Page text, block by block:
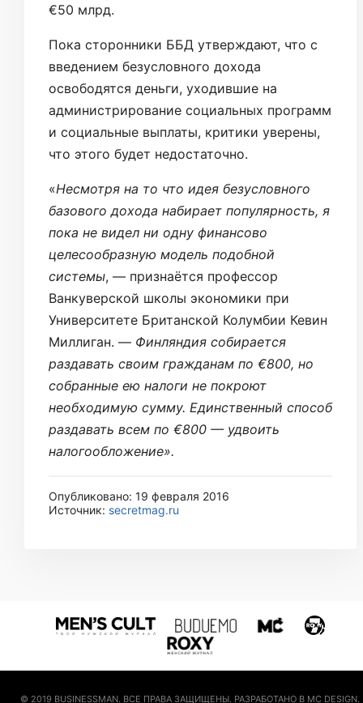
€50 млрд.
Пока сторонники ББД утверждают, что с
введением безусловного дохода
освободятся деньги, уходившие на
администрирование социальных программ
и социальные выплаты, критики уверены,
что этого будет недостаточно.
«Несмотря на то что идея безусловного
базового дохода набирает популярность, я
пока не видел ни одну финансово
целесообразную модель подобной
системы, — признаётся профессор
Ванкуверской школы экономики при
Университете Британской Колумбии Кевин
Миллиган. — Финляндия собирается
раздавать своим гражданам по €800, но
собранные ею налоги не покроют
необходимую сумму. Единственный способ
раздавать всем по €800 — удвоить
налогообложение».
Опубликовано: 19 февраля 2016
Источник: secretmag.ru
© 2019 BUSINESSMAN. ВСЕ ПРАВА ЗАЩИЩЕНЫ. РАЗРАБОТАНО В MC DESIGN.